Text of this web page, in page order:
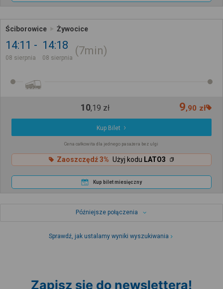
Ściborowice Żywocice
14:11
08 sierpnia
14:18
08 sierpnia
7min
10,19 zł 9,90 zł
Kup Bilet
Cena całkowita dla jednego pasażera bez ulgi
Zaoszczędź 3% Użyj kodu LATO3
Kup bilet miesięczny
Późniejsze połączenia
Sprawdź, jak ustalamy wyniki wyszukiwania
Zapisz się do newslettera!